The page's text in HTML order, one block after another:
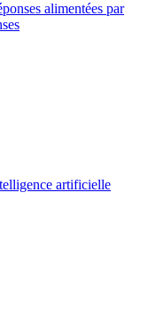
alimentées par
artificielle